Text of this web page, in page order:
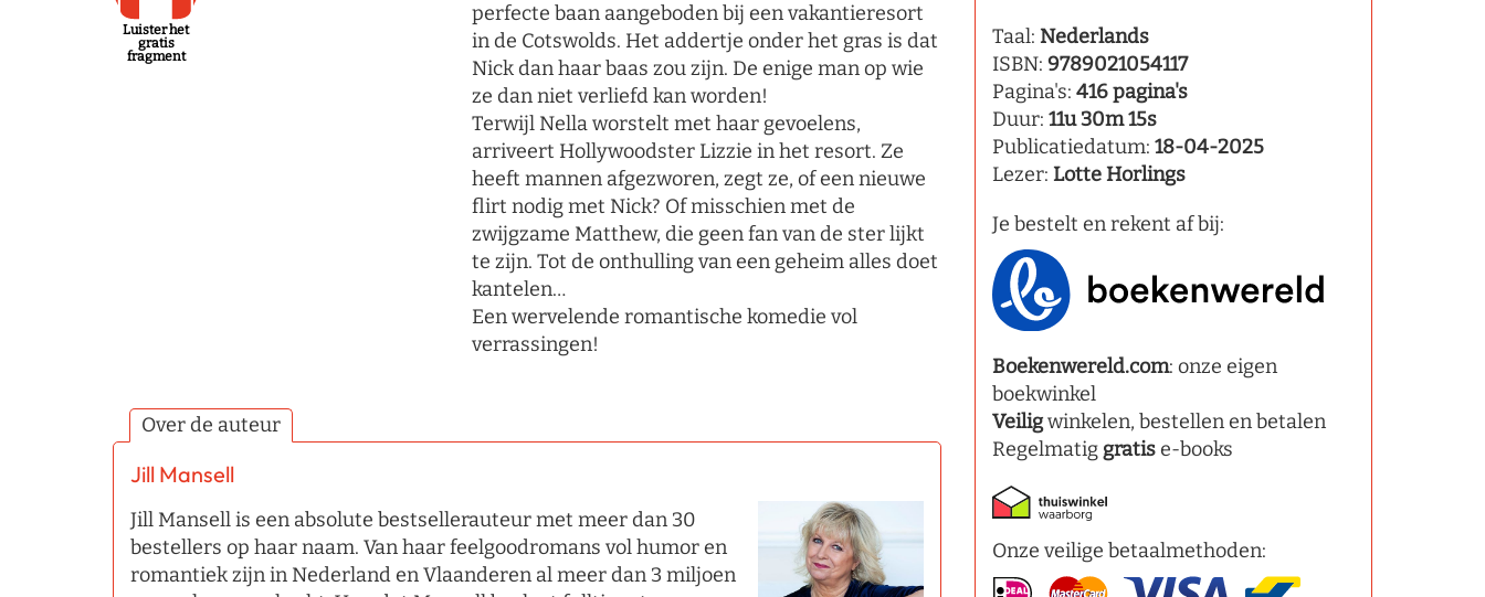
Luister het
gratis
fragment
perfecte baan aangeboden bij een vakantieresort
in de Cotswolds. Het addertje onder het gras is dat
Nick dan haar baas zou zijn. De enige man op wie
ze dan niet verliefd kan worden!
Terwijl Nella worstelt met haar gevoelens,
arriveert Hollywoodster Lizzie in het resort. Ze
heeft mannen afgezworen, zegt ze, of een nieuwe
flirt nodig met Nick? Of misschien met de
zwijgzame Matthew, die geen fan van de ster lijkt
te zijn. Tot de onthulling van een geheim alles doet
kantelen…
Een wervelende romantische komedie vol
verrassingen!
Over de auteur
Jill Mansell
Jill Mansell is een absolute bestsellerauteur met meer dan 30
bestellers op haar naam. Van haar feelgoodromans vol humor en
romantiek zijn in Nederland en Vlaanderen al meer dan 3 miljoen
Taal: Nederlands
ISBN: 9789021054117
Pagina's: 416 pagina's
Duur: 11u 30m 15s
Publicatiedatum: 18-04-2025
Lezer: Lotte Horlings
Je bestelt en rekent af bij:
Boekenwereld.com: onze eigen
boekwinkel
Veiligwinkelen, bestellen en betalen
Regelmatig gratise-books
Onze veilige betaalmethoden: